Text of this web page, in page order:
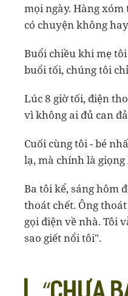
mọi ngày. Hàng
có chuyện không
Buổi chiều khi mẹ
buổi tối, chúng tôi
Lúc 8 giờ tối, điện
vì không ai đủ can
Cuối cùng tôi - bé
lạ, mà chính là giọng
Ba tôi kể, sáng hôm
thoát chết. Ông
gọi điện về nhà. Tôi
sao giết nổi tôi".